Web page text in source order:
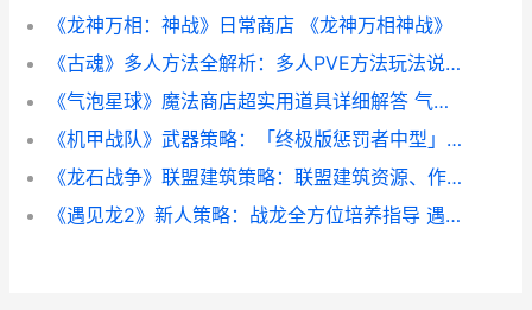
《龙神万相：神战》日常商店 《龙神万相神战》
《古魂》多人方法全解析：多人PVE方法玩法说明 魂血古戒
《气泡星球》魔法商店超实用道具详细解答 气泡星球下载安装
《机甲战队》武器策略：「终极版惩罚者中型」武器详细解答 机甲战队游戏视频
《龙石战争》联盟建筑策略：联盟建筑资源、作用详细解答 龙只战争
《遇见龙2》新人策略：战龙全方位培养指导 遇见龙最强组合